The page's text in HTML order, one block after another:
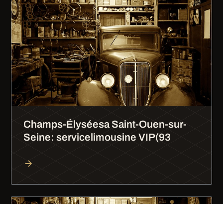
Champs-Élyséesa Saint-Ouen-sur-
Seine: servicelimousine VIP(93